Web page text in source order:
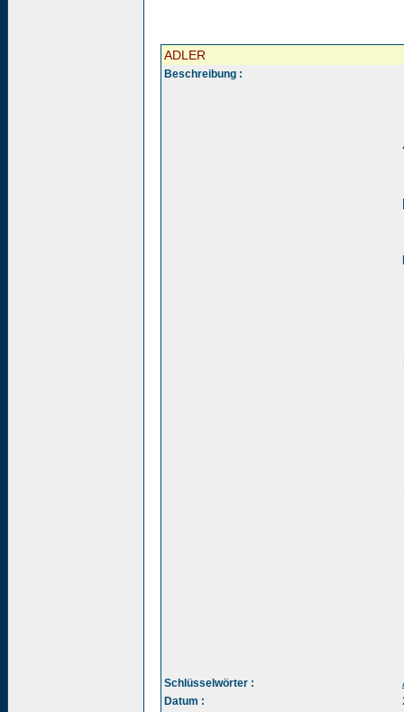
ADLER
Beschreibung :
Schlüsselwörter :
Datum :